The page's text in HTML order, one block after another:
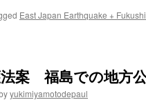
抗
京
新
聞
East Japan Earthquake +
案 福島での地方
yukimiyamotodepaul